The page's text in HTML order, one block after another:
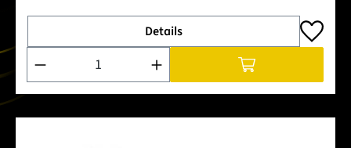
Details
Produkt Anzahl: Gib den gewünschten Wert ein oder